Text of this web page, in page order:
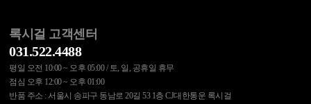
록시걸 고객센터
031.522.4488
평일 오전 10:00 ~ 오후 05:00 / 토, 일, 공휴일 휴무
점심 오후 12:00 ~ 오후 01:00
반품 주소 : 서울시 송파구 동남로 20길 53 1층 CJ대한통운 록시걸